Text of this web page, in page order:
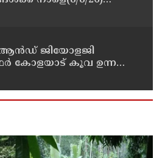
ജിയോളജി
കോളയാട് കൂവ ഉന്നതി